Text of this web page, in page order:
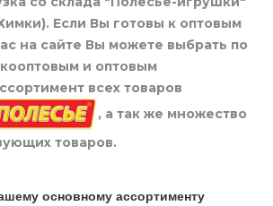
Если Вы готовы к оптовым
на сайте Вы можете выбрать по
и оптовым
всех товаров
, а так же множество
товаров.
основному ассортименту